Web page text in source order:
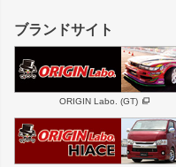
GS350
SC
スバル
軽自動車
ボンネット
フェンダー
サイドパーツ
ハイエースパーツ
ホイール
DAYTONA-RS
ブランドサイト
ORIGIN Labo. (GT)